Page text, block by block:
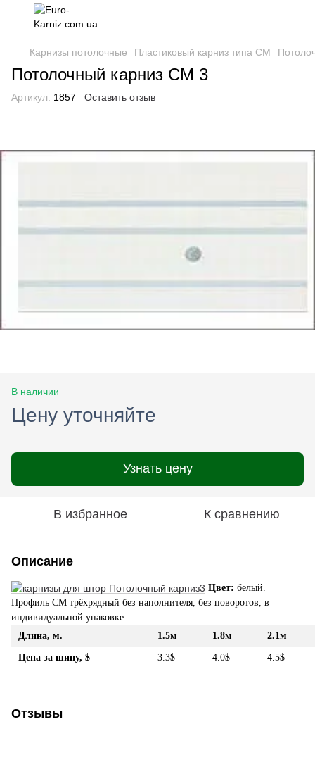
Карнизы потолочные Пластиковый карниз типа СМ
Потолочный карниз СМ 3
Артикул: 1857 Оставить отзыв
В наличии
Цену уточняйте
Узнать цену
В избранное К сравнению
Описание
Цвет: белый.
Профиль СМ трёхрядный без наполнителя, без поворотов, в
индивидуальной упаковке.
Длина, м.
1.5м 1.8м 2.1м
Цена за шину, $ 3.3$ 4.0$ 4.5$
Отзывы